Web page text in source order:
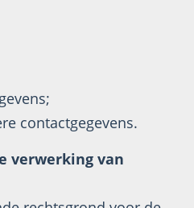
contactgegevens.
verwerking van